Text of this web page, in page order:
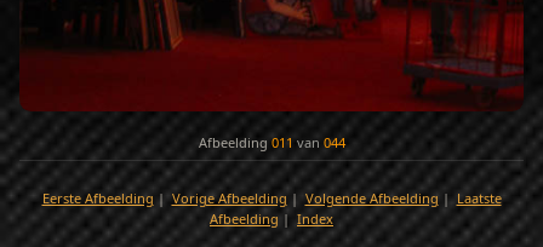
Afbeelding011 van 044
Eerste Afbeelding |Vorige Afbeelding |Volgende Afbeelding| Laatste
Afbeelding | Index